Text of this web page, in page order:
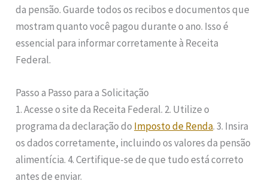
da pensão. Guarde todos os recibos e documentos que
mostram quanto você pagou durante o ano. Isso é
essencial para informar corretamente à Receita
Federal.
Passo a Passo para a Solicitação
1. Acesse o site da Receita Federal. 2. Utilize o
programa da declaração do Imposto de Renda. 3. Insira
os dados corretamente, incluindo os valores da pensão
alimentícia. 4. Certifique-se de que tudo está correto
antes de enviar.